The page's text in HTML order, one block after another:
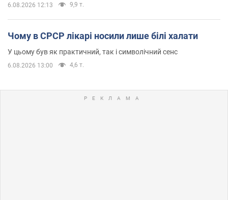
6.08.2026 12:13 9,9 т.
Чому в СРСР лікарі носили лише білі халати
У цьому був як практичний, так і символічний сенс
6.08.2026 13:00 4,6 т.